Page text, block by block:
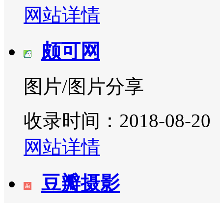
网站详情
颇可网
图片/图片分享
收录时间：2018-08-20
网站详情
豆瓣摄影